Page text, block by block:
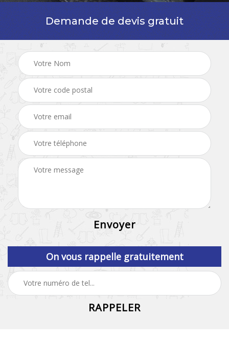
Demande de devis gratuit
On vous rappelle gratuitement